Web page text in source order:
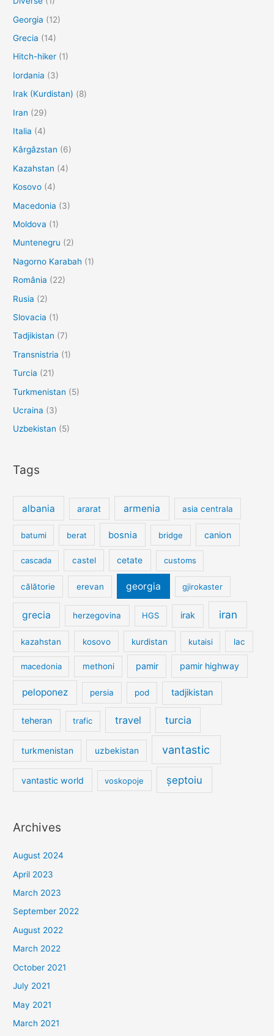
Georgia (12)
Grecia (14)
Hitch-hiker (1)
Iordania (3)
Irak (Kurdistan) (8)
Iran (29)
Italia (4)
Kârgâzstan (6)
Kazahstan (4)
Kosovo (4)
Macedonia (3)
Moldova (1)
Muntenegru (2)
Nagorno Karabah (1)
România (22)
Rusia (2)
Slovacia (1)
Tadjikistan (7)
Transnistria (1)
Turcia (21)
Turkmenistan (5)
Ucraina (3)
Uzbekistan (5)
Tags
albania ararat armenia asia centrala
batumi berat bosnia bridge canion
cascada castel cetate customs
călătorie erevan georgia gjirokaster
grecia herzegovina HGS irak iran
kazahstan kosovo kurdistan kutaisi lac
macedonia methoni pamir pamir highway
peloponez persia pod tadjikistan
teheran trafic travel turcia
turkmenistan uzbekistan vantastic
vantastic world voskopoje șeptoiu
Archives
August 2024
April 2023
March 2023
September 2022
August 2022
March 2022
October 2021
July 2021
May 2021
March 2021